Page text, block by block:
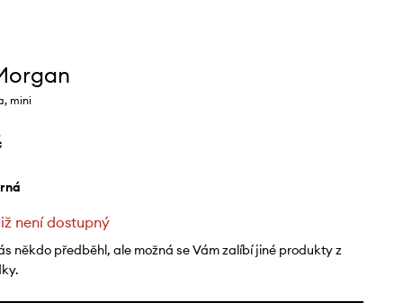
mini
není dostupný
někdo předběhl, ale možná se Vám zalíbí jiné produkty z